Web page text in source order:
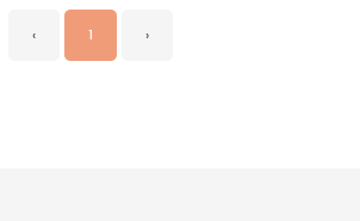
‹ 1 ›